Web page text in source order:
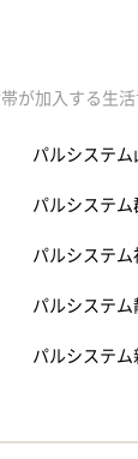
が加入する生
パルシステム
パルシステム
パルシステム
パルシステム
パルシステム